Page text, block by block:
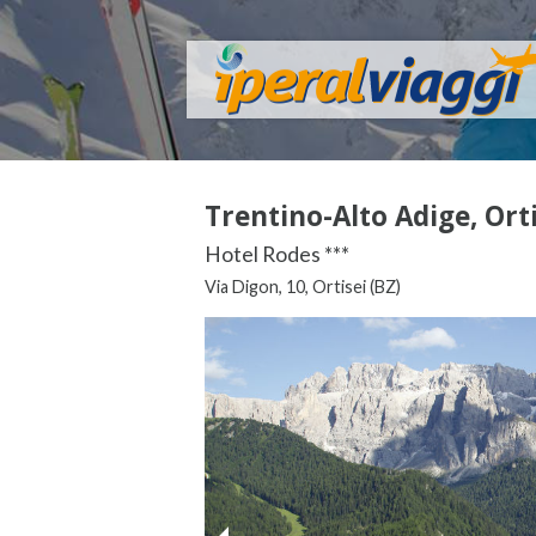
Trentino-Alto Adige,
Hotel Rodes ***
Via Digon, 10, Ortisei (BZ)